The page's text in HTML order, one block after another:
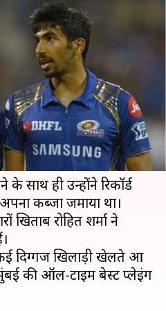
की ऑल-टाइम
खिलाड़ियों को
12:58 pm
में मुंबई इंडियंस सबसे ज़्यादा
साथ ही उन्होंने रिकॉर्ड
कब्जा जमाया था।
खिताब रोहित शर्मा ने
दिग्गज खिलाड़ी खेलते आ
की ऑल-टाइम बेस्ट प्लेइंग